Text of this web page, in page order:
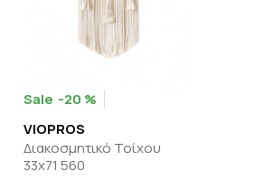
-20 %
VIOPROS
Διακοσμητικό Τοίχου
33x71 560